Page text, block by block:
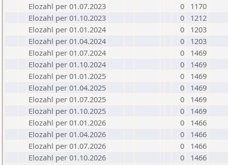
Elozahl per 01.07.2023
0
1170
Elozahl per 01.10.2023
0
1212
Elozahl per 01.01.2024
0
1203
Elozahl per 01.04.2024
0
1203
Elozahl per 01.07.2024
0
1469
Elozahl per 01.10.2024
0
1469
Elozahl per 01.01.2025
0
1469
Elozahl per 01.04.2025
0
1469
Elozahl per 01.07.2025
0
1469
Elozahl per 01.10.2025
0
1469
Elozahl per 01.01.2026
0
1466
Elozahl per 01.04.2026
0
1466
Elozahl per 01.07.2026
0
1466
Elozahl per 01.10.2026
0 1466